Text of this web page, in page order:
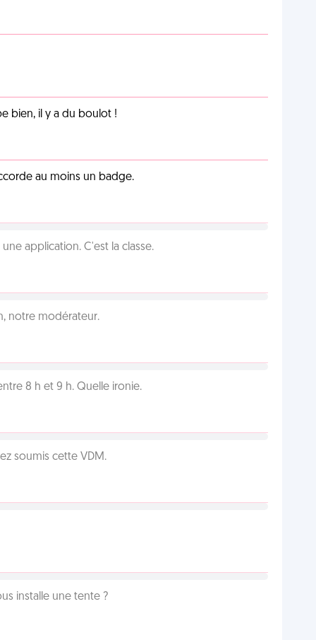
bien, il y a du boulot !
au moins un badge.
application. C'est la classe.
notre modérateur.
8 h et 9 h. Quelle ironie.
soumis cette VDM.
installe une tente ?